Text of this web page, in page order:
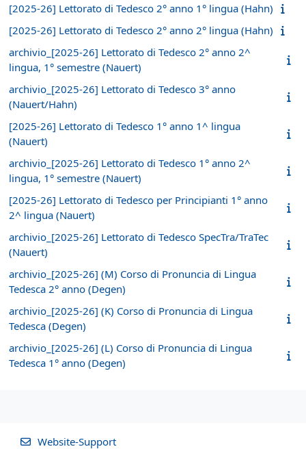
[2025-26] Lettorato di Tedesco 2° anno 1° lingua (Hahn)
[2025-26] Lettorato di Tedesco 2° anno 2° lingua (Hahn)
archivio_[2025-26] Lettorato di Tedesco 2° anno 2^
lingua, 1° semestre (Nauert)
archivio_[2025-26] Lettorato di Tedesco 3° anno
(Nauert/Hahn)
[2025-26] Lettorato di Tedesco 1° anno 1^ lingua
(Nauert)
archivio_[2025-26] Lettorato di Tedesco 1° anno 2^
lingua, 1° semestre (Nauert)
[2025-26] Lettorato di Tedesco per Principianti 1° anno
2^ lingua (Nauert)
archivio_[2025-26] Lettorato di Tedesco SpecTra/TraTec
(Nauert)
archivio_[2025-26] (M) Corso di Pronuncia di Lingua
Tedesca 2° anno (Degen)
archivio_[2025-26] (K) Corso di Pronuncia di Lingua
Tedesca (Degen)
archivio_[2025-26] (L) Corso di Pronuncia di Lingua
Tedesca 1° anno (Degen)
Website-Support